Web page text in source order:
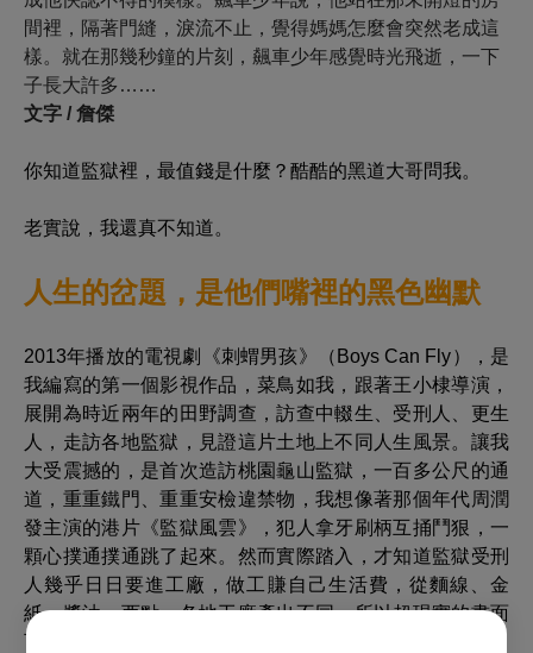
間裡，隔著門縫，淚流不止，覺得媽媽怎麼會突然老成這
樣。就在那幾秒鐘的片刻，飆車少年感覺時光飛逝，一下
子長大許多……
文字 / 詹傑
你知道監獄裡，最值錢是什麼？酷酷的黑道大哥問我。
老實說，我還真不知道。
人生的岔題，是他們嘴裡的黑色幽默
2013年播放的電視劇《刺蝟男孩》（Boys Can Fly），是
我編寫的第一個影視作品，菜鳥如我，跟著王小棣導演，
展開為時近兩年的田野調查，訪查中輟生、受刑人、更生
人，走訪各地監獄，見證這片土地上不同人生風景。讓我
大受震撼的，是首次造訪桃園龜山監獄，一百多公尺的通
道，重重鐵門、重重安檢違禁物，我想像著那個年代周潤
發主演的港片《監獄風雲》，犯人拿牙刷柄互捅鬥狠，一
顆心撲通撲通跳了起來。然而實際踏入，才知道監獄受刑
人幾乎日日要進工廠，做工賺自己生活費，從麵線、金
紙、醬油、西點，各地工廠產出不同，所以超現實的畫面
可能是一個刺龍刺鳳的大哥，雙手無比溫柔細膩地，擠出